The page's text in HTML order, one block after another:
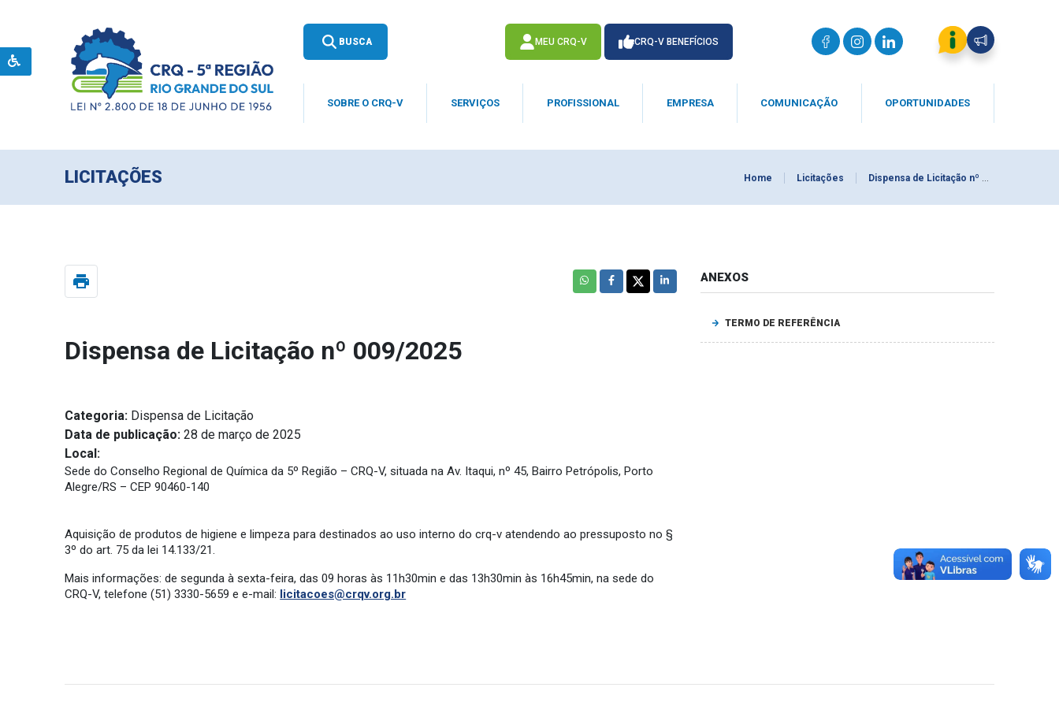
BUSCA MEU CRQ-V CRQ-V BENEFÍCIOS
SOBRE O CRQ-V SERVIÇOS PROFISSIONAL EMPRESA COMUNICAÇÃO OPORTUNIDADES
LICITAÇÕES Home Licitações Dispensa de Licitação nº 009/2025
print
Dispensa de Licitação nº 009/2025
Categoria: Dispensa de Licitação
Data de publicação: 28 de março de 2025
Local:
Sede do Conselho Regional de Química da 5º Região – CRQ-V, situada na Av. Itaqui, nº 45, Bairro Petrópolis, Porto
Alegre/RS – CEP 90460-140
Aquisição de produtos de higiene e limpeza para destinados ao uso interno do crq-v atendendo ao pressuposto no §
3º do art. 75 da lei 14.133/21.
Mais informações: de segunda à sexta-feira, das 09 horas às 11h30min e das 13h30min às 16h45min, na sede do
CRQ-V, telefone (51) 3330-5659 e e-mail: licitacoes@crqv.org.br
ANEXOS
TERMO DE REFERÊNCIA